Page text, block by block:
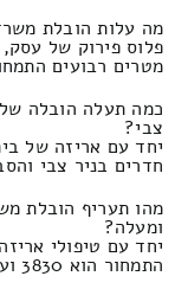
מה עלות הובלת משרד כ-2 חדרים בניר צבי
מטרים רבועים התמחור זה 1820 ולא
כמה תעלה הובלה
צבי?
חדרים בניר צבי והסביבה
ומעלה?
התמחור הוא 3830 ועד 1870 שקלים חדשים.